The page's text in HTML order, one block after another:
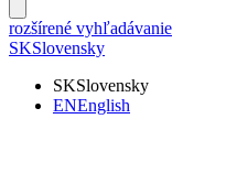
rozšírené vyhľadávanie
SKSlovensky
SKSlovensky
ENEnglish